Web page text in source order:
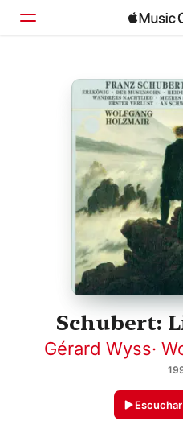
Inicio
Explorar
Buscar
Schubert:
Gérard Wyss·